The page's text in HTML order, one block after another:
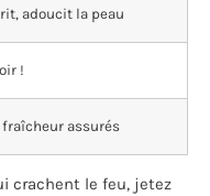
adoucit la peau
!
fraîcheur assurés
crachent le feu, jetez